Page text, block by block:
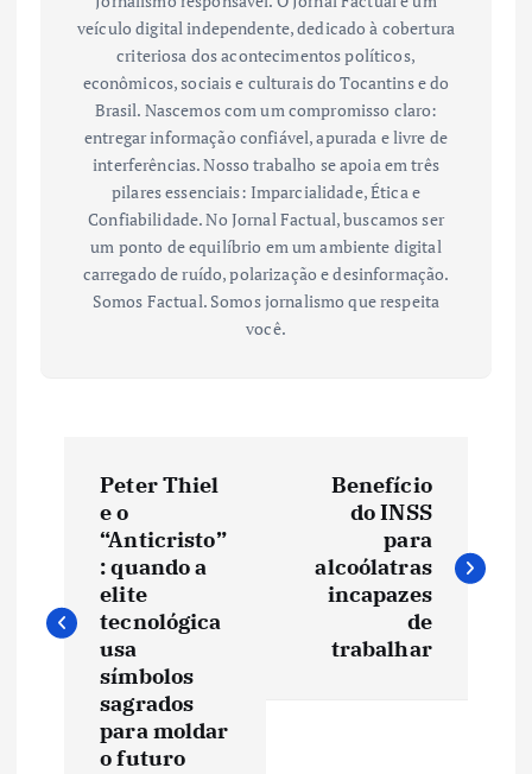
veículo digital independente, dedicado à cobertura
criteriosa dos acontecimentos políticos,
econômicos, sociais e culturais do Tocantins e do
Brasil. Nascemos com um compromisso claro:
entregar informação confiável, apurada e livre de
interferências. Nosso trabalho se apoia em três
pilares essenciais: Imparcialidade, Ética e
Confiabilidade. No Jornal Factual, buscamos ser
um ponto de equilíbrio em um ambiente digital
carregado de ruído, polarização e desinformação.
Somos Factual. Somos jornalismo que respeita
você.
e
Peter Thiel
e o
“Anticristo”
: quando a
elite
tecnológica
usa
símbolos
sagrados
para moldar
o futuro
Benefício
do INSS
para
alcoólatras
incapazes
de
trabalhar